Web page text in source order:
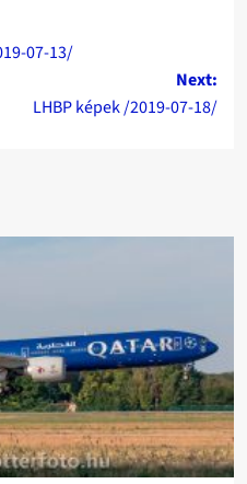
07-13/
Next:
LHBP képek /2019-07-18/